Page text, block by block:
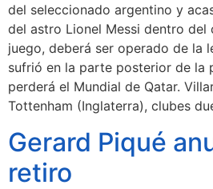
del seleccionado argentino y
del astro Lionel Messi dentro del
juego, deberá ser operado de la
sufrió en la parte posterior de la
perderá el Mundial de Qatar.
Tottenham (Inglaterra), clubes
Gerard Piqué
retiro